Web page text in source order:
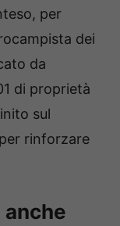
per
dei
da
di proprietà
sul
rinforzare